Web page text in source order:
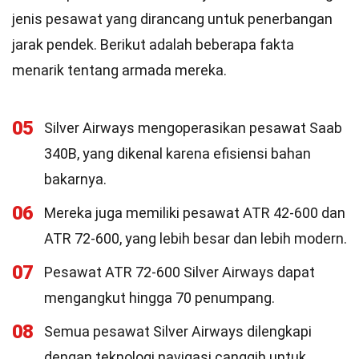
jenis pesawat yang dirancang untuk penerbangan
jarak pendek. Berikut adalah beberapa fakta
menarik tentang armada mereka.
05
Silver Airways mengoperasikan pesawat Saab
340B, yang dikenal karena efisiensi bahan
bakarnya.
06
Mereka juga memiliki pesawat ATR 42-600 dan
ATR 72-600, yang lebih besar dan lebih modern.
07
Pesawat ATR 72-600 Silver Airways dapat
mengangkut hingga 70 penumpang.
08
Semua pesawat Silver Airways dilengkapi